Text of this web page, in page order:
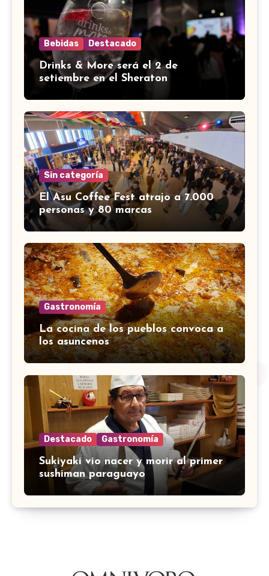
Bebidas Destacado
Drinks & More será el 2 de
setiembre en el Sheraton
Sin categoría
El Asu Coffee Fest atrajo a 7.000
personas y 80 marcas
Gastronomía
La cocina de los pueblos convoca a
los asuncenos
Destacado Gastronomía
Sukiyaki vio nacer y morir al primer
sushiman paraguayo